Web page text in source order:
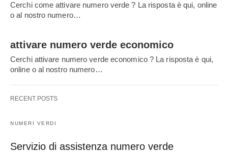
Cerchi come attivare numero verde ? La risposta è qui, online
o al nostro numero…
attivare numero verde economico
Cerchi attivare numero verde economico ? La risposta è qui,
online o al nostro numero…
RECENT POSTS
NUMERI VERDI
Servizio di assistenza numero verde